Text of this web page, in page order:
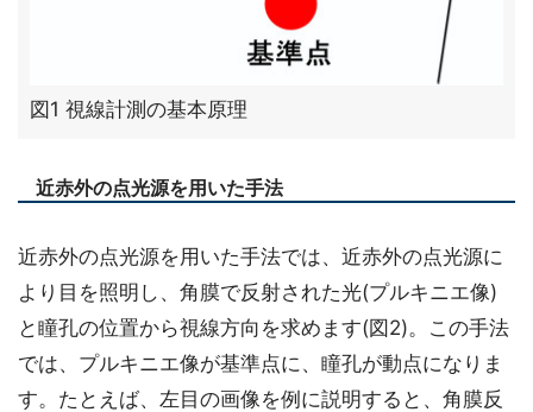
図1 視線計測の基本原理
近赤外の点光源を用いた手法
近赤外の点光源を用いた手法では、近赤外の点光源に
より目を照明し、角膜で反射された光(プルキニエ像)
と瞳孔の位置から視線方向を求めます(図2)。この手法
では、プルキニエ像が基準点に、瞳孔が動点になりま
す。たとえば、左目の画像を例に説明すると、角膜反